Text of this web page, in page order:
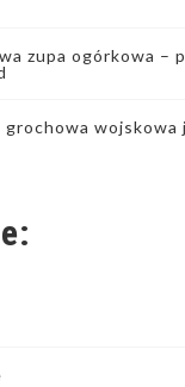
zupa ogórkowa –
grochowa wojskowa